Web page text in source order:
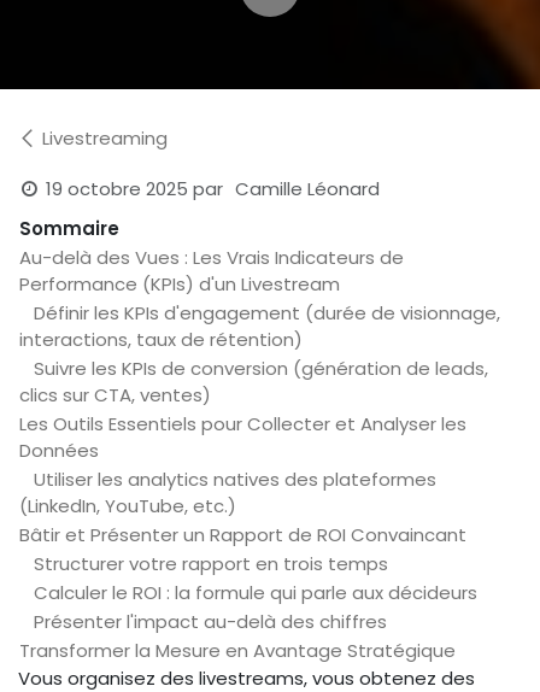
Livestreaming
19 octobre 2025 par Camille Léonard
Sommaire
Au-delà des Vues : Les Vrais Indicateurs de
Performance (KPIs) d'un Livestream
Définir les KPIs d'engagement (durée de visionnage,
interactions, taux de rétention)
Suivre les KPIs de conversion (génération de leads,
clics sur CTA, ventes)
Les Outils Essentiels pour Collecter et Analyser les
Données
Utiliser les analytics natives des plateformes
(LinkedIn, YouTube, etc.)
Bâtir et Présenter un Rapport de ROI Convaincant
Structurer votre rapport en trois temps
Calculer le ROI : la formule qui parle aux décideurs
Présenter l'impact au-delà des chiffres
Transformer la Mesure en Avantage Stratégique
Vous organisez des livestreams, vous obtenez des